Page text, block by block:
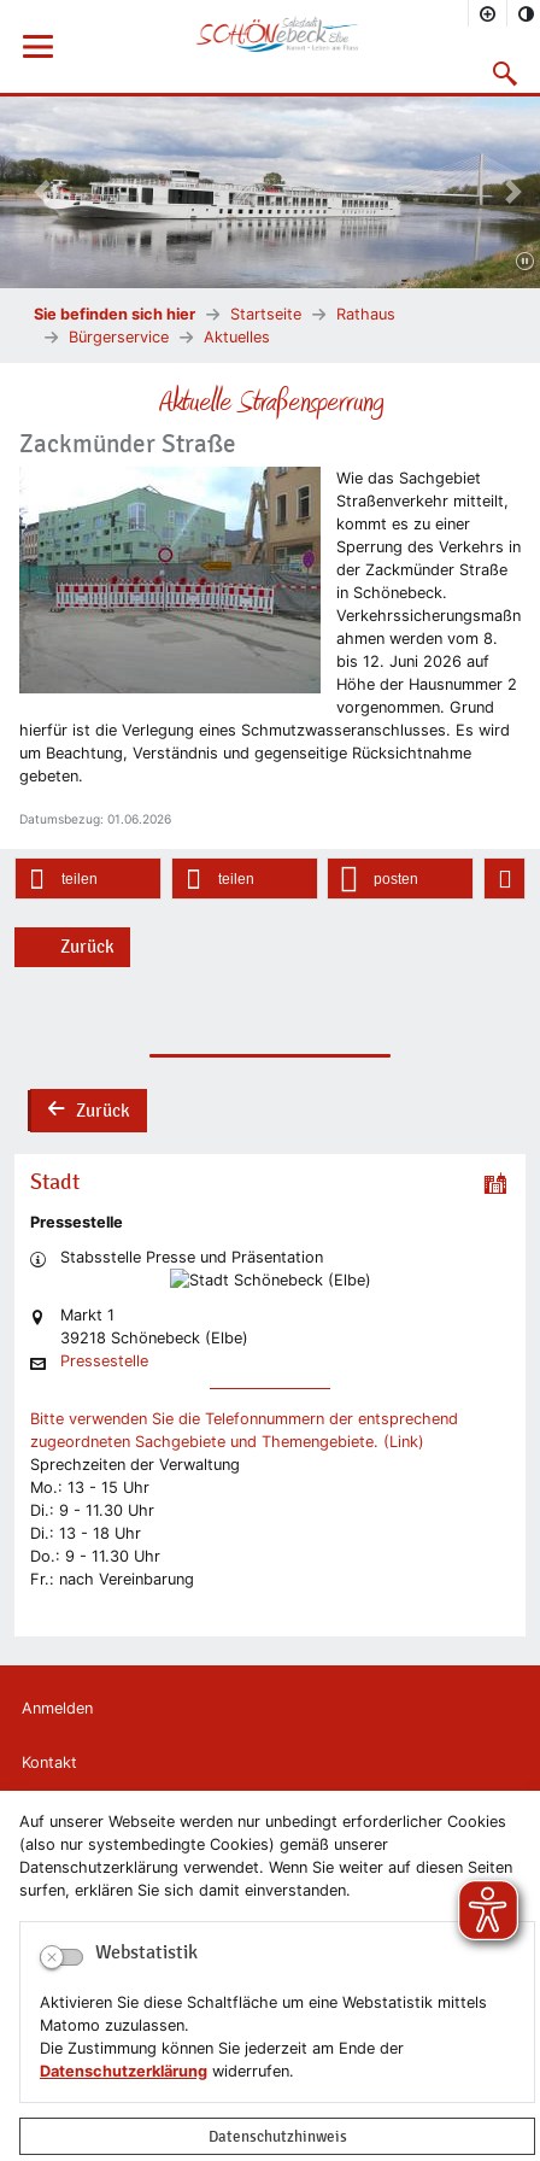
Auf unserer Webseite werden nur unbedingt erforderlicher Cookies
(also nur systembedingte Cookies) gemäß unserer
Datenschutzerklärung verwendet. Wenn Sie weiter auf diesen Seiten
surfen, erklären Sie sich damit einverstanden.
Webstatistik
Aktivieren Sie diese Schaltfläche um eine Webstatistik mittels
Matomo zuzulassen.
Die Zustimmung können Sie jederzeit am Ende der
Datenschutzerklärung widerrufen.
Datenschutzhinweis
Menü öffnen
Vorheriges Bild
Sie befinden sich hier Startseite
Rathaus
Bürgerservice
Aktuelles
Aktuelle Straßensperrung
Zackmünder Straße
Wie das Sachgebiet
Straßenverkehr mitteilt,
kommt es zu einer
Sperrung des Verkehrs in
der Zackmünder Straße
in Schönebeck.
Verkehrssicherungsmaßn
ahmen werden vom 8.
bis 12. Juni 2026 auf
Höhe der Hausnummer 2
vorgenommen. Grund
hierfür ist die Verlegung eines Schmutzwasseranschlusses. Es wird
um Beachtung, Verständnis und gegenseitige Rücksichtnahme
gebeten.
Datumsbezug: 01.06.2026
teilen teilen posten
Zurück
backZurück
Stadt
Pressestelle
Stabsstelle Presse und Präsentation
Markt 1
39218 Schönebeck (Elbe)
Pressestelle
Bitte verwenden Sie die Telefonnummern der entsprechend
zugeordneten Sachgebiete und Themengebiete. (Link)
Sprechzeiten der Verwaltung
Mo.: 13 - 15 Uhr
Di.: 9 - 11.30 Uhr
Di.: 13 - 18 Uhr
Do.: 9 - 11.30 Uhr
Fr.: nach Vereinbarung
Anmelden
Kontakt
Newsletter
Newsletterabmeldung
Impressum
Datenschutzerklärung
Erklärung zur Barrierefreiheit
Leichte Sprache